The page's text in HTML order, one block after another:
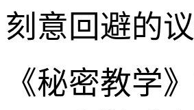
刻意回避的议
《秘密教学